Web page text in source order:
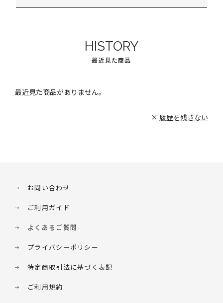
HISTORY
最近見た商品
最近見た商品がありません。
履歴を残さない
お問い合わせ
ご利用ガイド
よくあるご質問
プライバシーポリシー
特定商取引法に基づく表記
ご利用規約